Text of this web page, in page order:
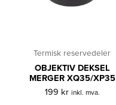
Termisk reservedeler
OBJEKTIV DEKSEL
MERGER XQ35/XP35
199 kr inkl. mva.